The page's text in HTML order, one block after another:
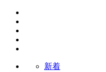
新着